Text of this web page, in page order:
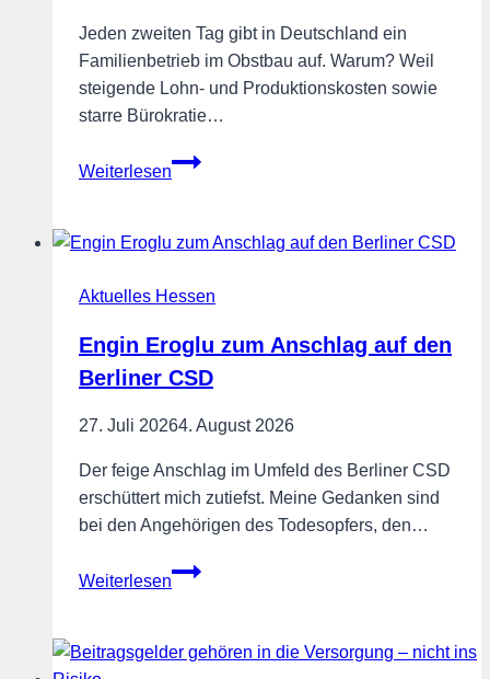
Jeden zweiten Tag gibt in Deutschland ein
Familienbetrieb im Obstbau auf. Warum? Weil
steigende Lohn- und Produktionskosten sowie
starre Bürokratie…
Weiterlesen
Höfesterben
Heimischen
vor
Aus
bewahren!
Aktuelles Hessen
Engin Eroglu zum Anschlag auf den
Berliner CSD
27. Juli 20264. August 2026
Der feige Anschlag im Umfeld des Berliner CSD
erschüttert mich zutiefst. Meine Gedanken sind
bei den Angehörigen des Todesopfers, den…
Weiterlesen
Engin
Anschlag